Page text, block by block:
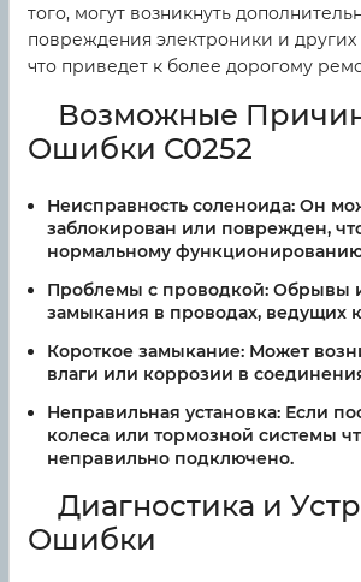
того, могут возникнуть
повреждения электроники и других
что приведет к более дорогому
Возможные
Ошибки C0252
Неисправность соленоида: Он
заблокирован или поврежден,
нормальному
Проблемы с проводкой: Обрывы
замыкания в проводах, ведущих
Короткое замыкание: Может
влаги или коррозии в
Неправильная установка: Если
колеса или тормозной системы
неправильно подключено.
Диагностика и
Ошибки